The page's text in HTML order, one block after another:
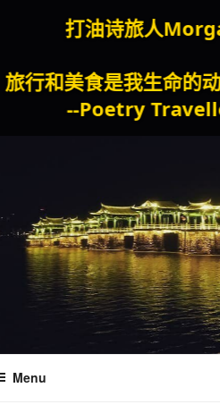
打油诗旅人Morgan
美食是我生命的动力泉
--Poetry Traveller
Menu